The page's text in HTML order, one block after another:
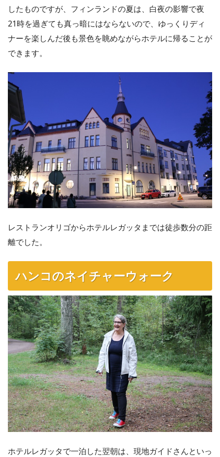
したものですが、フィンランドの夏は、白夜の影響で夜
21時を過ぎても真っ暗にはならないので、ゆっくりディ
ナーを楽しんだ後も景色を眺めながらホテルに帰ることが
できます。
レストランオリゴからホテルレガッタまでは徒歩数分の距
離でした。
ハンコのネイチャーウォーク
ホテルレガッタで一泊した翌朝は、現地ガイドさんといっ